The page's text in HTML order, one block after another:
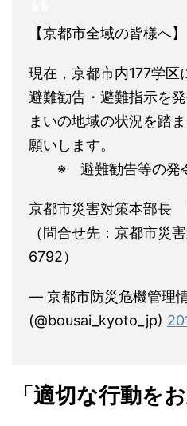
【京都市全域の皆様へ】
現在，京都市内177学区
避難勧告・避難指示を
まいの地域の状況を踏
願いします。
※ 避難勧告等の発令
京都市災害対策本部
（問合せ先：京都市
6792）
— 京都市防災危機管理
(@bousai_kyoto_jp)
「適切な行動を